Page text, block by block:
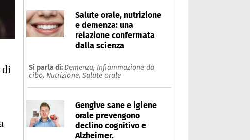
di
Salute orale, nutrizione
e demenza: una
relazione confermata
dalla scienza
Si parla di: Demenza, Infiammazione da
cibo, Nutrizione, Salute orale
Gengive sane e igiene
orale prevengono
declino cognitivo e
Alzheimer.